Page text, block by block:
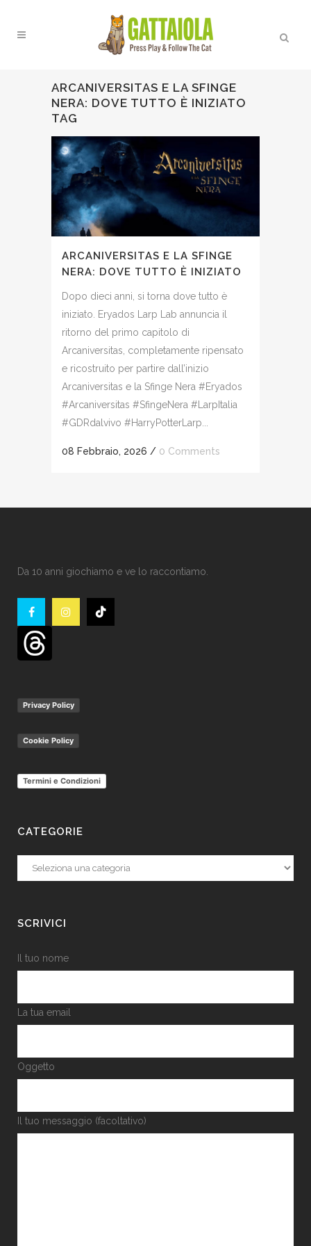
ARCANIVERSITAS E LA SFINGE
NERA: DOVE TUTTO È INIZIATO
TAG
ARCANIVERSITAS E LA SFINGE
NERA: DOVE TUTTO È INIZIATO
Dopo dieci anni, si torna dove tutto è
iniziato. Eryados Larp Lab annuncia il
ritorno del primo capitolo di
Arcaniversitas, completamente ripensato
e ricostruito per partire dall’inizio
Arcaniversitas e la Sfinge Nera #Eryados
#Arcaniversitas #SfingeNera #LarpItalia
#GDRdalvivo #HarryPotterLarp...
08 Febbraio, 2026 / 0 Comments
Da 10 anni giochiamo e ve lo raccontiamo.
Privacy Policy
Cookie Policy
Termini e Condizioni
CATEGORIE
Categorie
SCRIVICI
Il tuo nome
La tua email
Oggetto
Il tuo messaggio (facoltativo)